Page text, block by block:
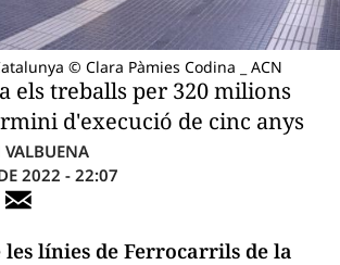
© Clara Pàmies Codina _ ACN
els treballs per 320 milions
d'execució de cinc anys
2022 - 22:07
línies de Ferrocarrils de la